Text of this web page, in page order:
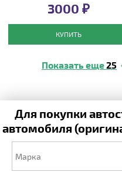
3000 ₽
КУПИТЬ
Показать еще25
Для покупки
автомобиля